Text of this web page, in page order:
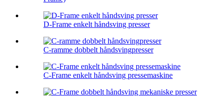
D-Frame enkelt håndsving presser
C-ramme dobbelt håndsvingpresser
C-Frame enkelt håndsving pressemaskine